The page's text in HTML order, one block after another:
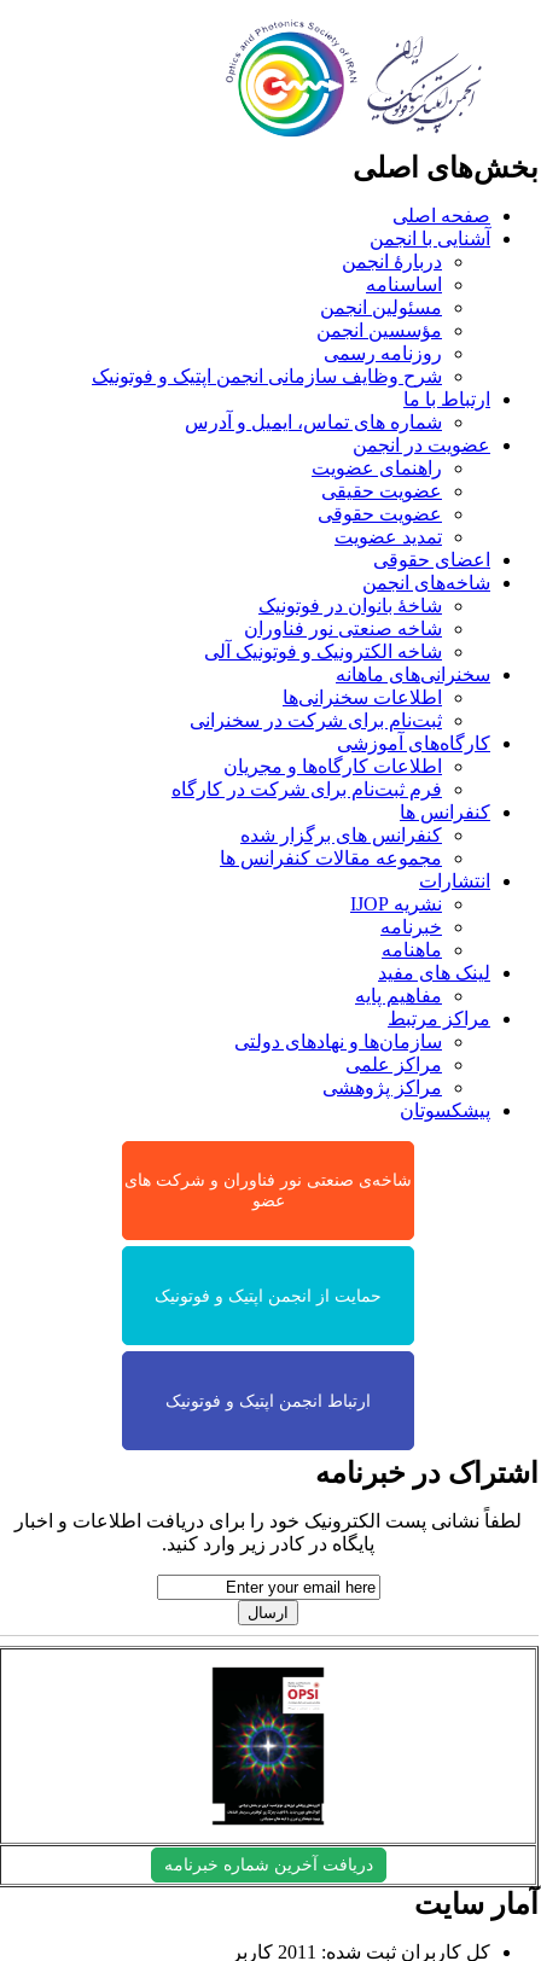
اصلی
صفحه اصلی
آشنایی با انجمن
دربارۀ انجمن
اساسنامه
مسئولین انجمن
مؤسسین انجمن
روزنامه رسمی
شرح وظایف سازمانی انجمن اپتیک و فوتونیک
ارتباط با ما
شماره های تماس، ایمیل و آدرس
عضویت در انجمن
راهنمای عضویت
عضویت حقیقی
عضویت حقوقی
تمدید عضویت
اعضای حقوقی
شاخه‌های انجمن
شاخۀ بانوان در فوتونیک
شاخه صنعتی نور فناوران
شاخه‌ الکترونیک و فوتونیک آلی
سخنرانی‌های ماهانه
اطلاعات سخنرانی‌‌ها
ثبت‌نام برای شرکت در سخنرانی
کارگاه‌های آموزشی
اطلاعات کارگاه‌ها و مجریان
فرم ثبت‌نام برای شرکت در کارگاه
کنفرانس ها
کنفرانس های برگزار شده
مجموعه مقالات کنفرانس ها
انتشارات
نشریه IJOP
خبرنامه
ماهنامه
لینک های مفید
مفاهیم پایه
مراکز مرتبط
سازمان‌ها و نهادهای دولتی
مراکز علمی
مراکز پژوهشی
پیشکسوتان
شاخه‌ی صنعتی نور فناوران و شرکت های
عضو
حمایت از انجمن اپتیک و فوتونیک
ارتباط انجمن اپتیک و فوتونیک
در خبرنامه
لطفاً نشانی پست الکترونیک خود را برای دریافت اطلاعات و اخبار
پایگاه در کادر زیر وارد کنید.
دریافت آخرین شماره خبرنامه
سایت
کل کاربران ثبت شده: 2011 کاربر